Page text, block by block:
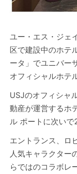
ユー・エス・ジェ
区で建設中のホテ
ータ」でユニバー
オフィシャルホテ
USJのオフィシャ
動産が運営するホ
ル ポートに次いで
エントランス、ロ
人気キャラクター
らではのコラボレ